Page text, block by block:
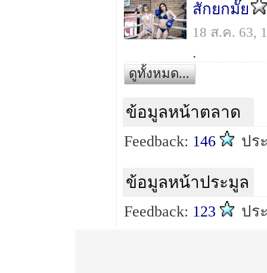
สักยกมั๊ย
18 ส.ค. 63,
.
ดูทั้งหมด...
ข้อมูลหน้าตลาด
Feedback: 146 ปร
ข้อมูลหน้าประมูล
Feedback: 123 ปร